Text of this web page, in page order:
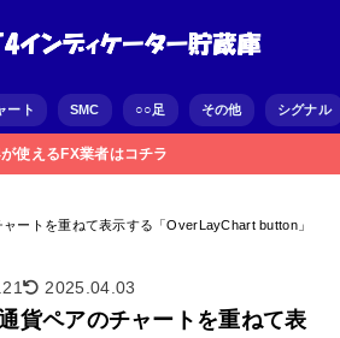
ート SMC ○○足 その他 シグナル
使えるFX業者はコチラ
ートを重ねて表示する「OverLayChart button」
2025.04.03
貨ペアのチャートを重ねて表